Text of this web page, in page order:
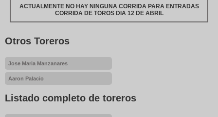
ACTUALMENTE NO HAY NINGUNA CORRIDA PARA ENTRADAS
CORRIDA DE TOROS DIA 12 DE ABRIL
Otros Toreros
Jose Maria Manzanares
Aaron Palacio
Listado completo de toreros